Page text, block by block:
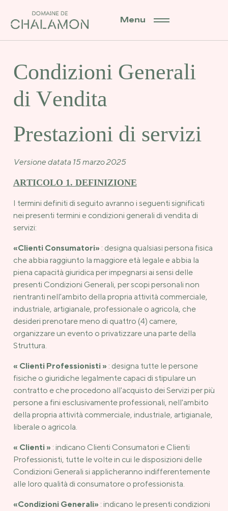
Menu
Condizioni Generali
di Vendita
Prestazioni di servizi
Versione datata 15 marzo 2025
ARTICOLO 1. DEFINIZIONE
I termini definiti di seguito avranno i seguenti significati
nei presenti termini e condizioni generali di vendita di
servizi:
«Clienti Consumatori» : designa qualsiasi persona fisica
che abbia raggiunto la maggiore età legale e abbia la
piena capacità giuridica per impegnarsi ai sensi delle
presenti Condizioni Generali, per scopi personali non
rientranti nell'ambito della propria attività commerciale,
industriale, artigianale, professionale o agricola, che
desideri prenotare meno di quattro (4) camere,
organizzare un evento o privatizzare una parte della
Struttura.
« Clienti Professionisti » : designa tutte le persone
fisiche o giuridiche legalmente capaci di stipulare un
contratto e che procedono all'acquisto dei Servizi per più
persone a fini esclusivamente professionali, nell'ambito
della propria attività commerciale, industriale, artigianale,
liberale o agricola.
« Clienti » : indicano Clienti Consumatori e Clienti
Professionisti, tutte le volte in cui le disposizioni delle
Condizioni Generali si applicheranno indifferentemente
alle loro qualità di consumatore o professionista.
«Condizioni Generali» : indicano le presenti condizioni